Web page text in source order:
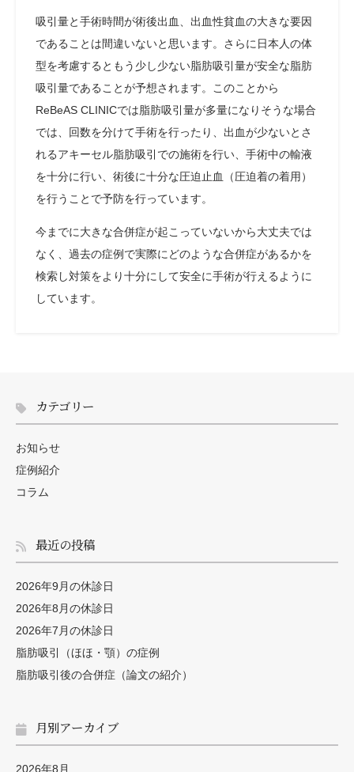
吸引量と手術時間が術後出血、出血性貧血の大きな要因
であることは間違いないと思います。さらに日本人の体
型を考慮するともう少し少ない脂肪吸引量が安全な脂肪
吸引量であることが予想されます。このことから
ReBeAS CLINICでは脂肪吸引量が多量になりそうな場合
では、回数を分けて手術を行ったり、出血が少ないとさ
れるアキーセル脂肪吸引での施術を行い、手術中の輸液
を十分に行い、術後に十分な圧迫止血（圧迫着の着用）
を行うことで予防を行っています。
今までに大きな合併症が起こっていないから大丈夫では
なく、過去の症例で実際にどのような合併症があるかを
検索し対策をより十分にして安全に手術が行えるように
しています。
カテゴリー
お知らせ
症例紹介
コラム
最近の投稿
2026年9月の休診日
2026年8月の休診日
2026年7月の休診日
脂肪吸引（ほほ・顎）の症例
脂肪吸引後の合併症（論文の紹介）
月別アーカイブ
2026年8月